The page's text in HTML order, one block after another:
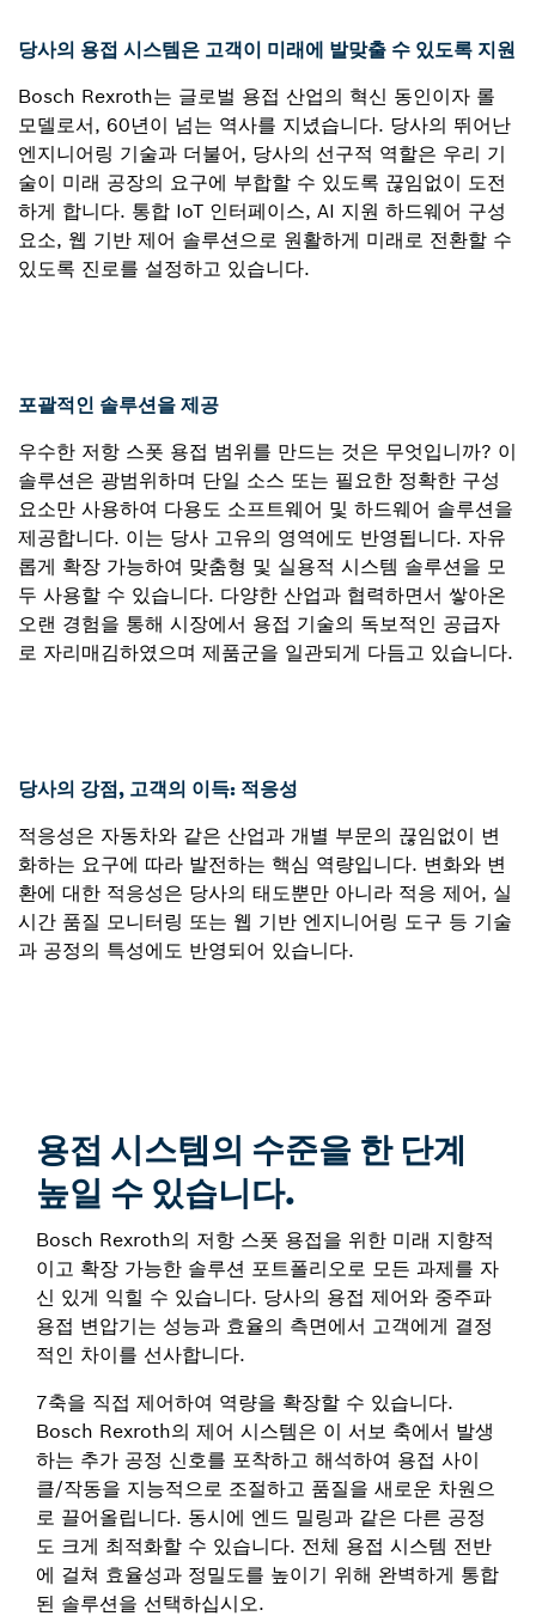
당사의 용접 시스템은 고객이 미래에 발맞출 수 있도록 지원
Bosch Rexroth는 글로벌 용접 산업의 혁신 동인이자 롤
모델로서, 60년이 넘는 역사를 지녔습니다. 당사의 뛰어난
엔지니어링 기술과 더불어, 당사의 선구적 역할은 우리 기
술이 미래 공장의 요구에 부합할 수 있도록 끊임없이 도전
하게 합니다. 통합 IoT 인터페이스, AI 지원 하드웨어 구성
요소, 웹 기반 제어 솔루션으로 원활하게 미래로 전환할 수
있도록 진로를 설정하고 있습니다.
포괄적인 솔루션을 제공
우수한 저항 스폿 용접 범위를 만드는 것은 무엇입니까? 이
솔루션은 광범위하며 단일 소스 또는 필요한 정확한 구성
요소만 사용하여 다용도 소프트웨어 및 하드웨어 솔루션을
제공합니다. 이는 당사 고유의 영역에도 반영됩니다. 자유
롭게 확장 가능하여 맞춤형 및 실용적 시스템 솔루션을 모
두 사용할 수 있습니다. 다양한 산업과 협력하면서 쌓아온
오랜 경험을 통해 시장에서 용접 기술의 독보적인 공급자
로 자리매김하였으며 제품군을 일관되게 다듬고 있습니다.
당사의 강점, 고객의 이득: 적응성
적응성은 자동차와 같은 산업과 개별 부문의 끊임없이 변
화하는 요구에 따라 발전하는 핵심 역량입니다. 변화와 변
환에 대한 적응성은 당사의 태도뿐만 아니라 적응 제어, 실
시간 품질 모니터링 또는 웹 기반 엔지니어링 도구 등 기술
과 공정의 특성에도 반영되어 있습니다.
용접 시스템의 수준을 한 단계
높일 수 있습니다.
Bosch Rexroth의 저항 스폿 용접을 위한 미래 지향적
이고 확장 가능한 솔루션 포트폴리오로 모든 과제를 자
신 있게 익힐 수 있습니다. 당사의 용접 제어와 중주파
용접 변압기는 성능과 효율의 측면에서 고객에게 결정
적인 차이를 선사합니다.
7축을 직접 제어하여 역량을 확장할 수 있습니다.
Bosch Rexroth의 제어 시스템은 이 서보 축에서 발생
하는 추가 공정 신호를 포착하고 해석하여 용접 사이
클/작동을 지능적으로 조절하고 품질을 새로운 차원으
로 끌어올립니다. 동시에 엔드 밀링과 같은 다른 공정
도 크게 최적화할 수 있습니다. 전체 용접 시스템 전반
에 걸쳐 효율성과 정밀도를 높이기 위해 완벽하게 통합
된 솔루션을 선택하십시오.